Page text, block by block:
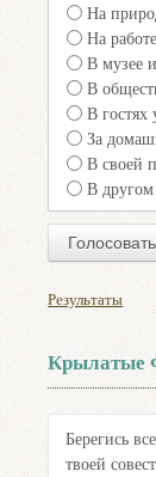
На
На работе
В музее
В
В гостях
За
В своей
В другом
Результаты
Крылатые
Берегись
твоей